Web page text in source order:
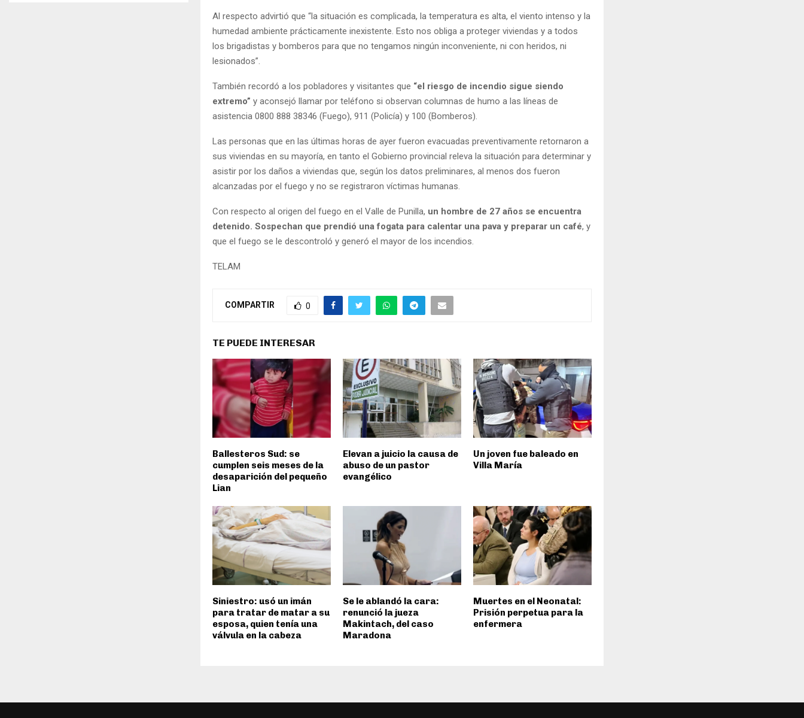
Al respecto advirtió que “la situación es complicada, la temperatura es alta, el viento intenso y la
humedad ambiente prácticamente inexistente. Esto nos obliga a proteger viviendas y a todos
los brigadistas y bomberos para que no tengamos ningún inconveniente, ni con heridos, ni
lesionados”.
También recordó a los pobladores y visitantes que “el riesgo de incendio sigue siendo
extremo” y aconsejó llamar por teléfono si observan columnas de humo a las líneas de
asistencia 0800 888 38346 (Fuego), 911 (Policía) y 100 (Bomberos).
Las personas que en las últimas horas de ayer fueron evacuadas preventivamente retornaron a
sus viviendas en su mayoría, en tanto el Gobierno provincial releva la situación para determinar y
asistir por los daños a viviendas que, según los datos preliminares, al menos dos fueron
alcanzadas por el fuego y no se registraron víctimas humanas.
Con respecto al origen del fuego en el Valle de Punilla, un hombre de 27 años se encuentra
detenido. Sospechan que prendió una fogata para calentar una pava y preparar un café, y
que el fuego se le descontroló y generó el mayor de los incendios.
TELAM
COMPARTIR 0
TE PUEDE INTERESAR
Ballesteros Sud: se
cumplen seis meses de la
desaparición del pequeño
Lian
Elevan a juicio la causa de
abuso de un pastor
evangélico
Un joven fue baleado en
Villa María
Siniestro: usó un imán
para tratar de matar a su
esposa, quien tenía una
válvula en la cabeza
Se le ablandó la cara:
renunció la jueza
Makintach, del caso
Maradona
Muertes en el Neonatal:
Prisión perpetua para la
enfermera